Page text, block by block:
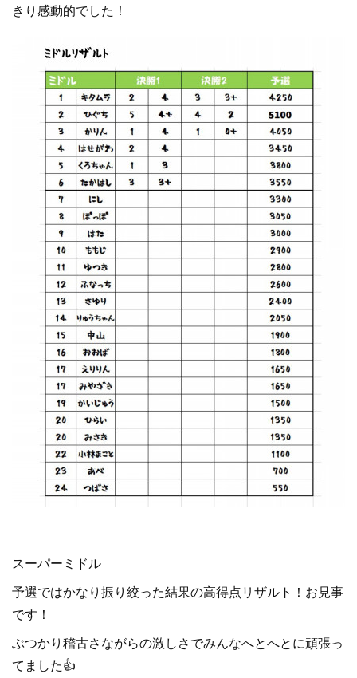
きり感動的でした！
スーパーミドル
予選ではかなり振り絞った結果の高得点リザルト！お見事
です！
ぶつかり稽古さながらの激しさでみんなへとへとに頑張っ
てました👍